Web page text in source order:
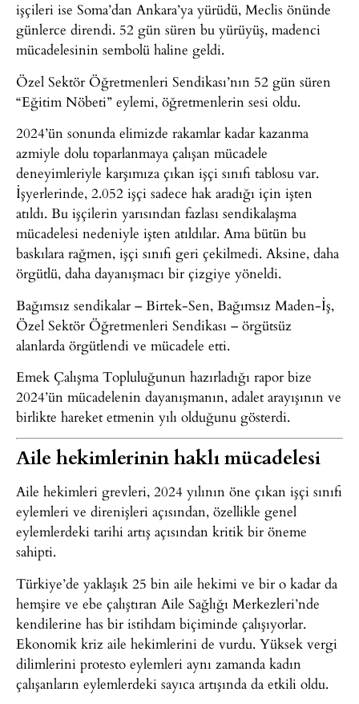
işçileri ise Soma’dan Ankara’ya yürüdü, Meclis önünde
günlerce direndi. 52 gün süren bu yürüyüş, madenci
mücadelesinin sembolü haline geldi.
Özel Sektör Öğretmenleri Sendikası’nın 52 gün süren
“Eğitim Nöbeti” eylemi, öğretmenlerin sesi oldu.
2024’ün sonunda elimizde rakamlar kadar kazanma
azmiyle dolu toparlanmaya çalışan mücadele
deneyimleriyle karşımıza çıkan işçi sınıfı tablosu var.
İşyerlerinde, 2.052 işçi sadece hak aradığı için işten
atıldı. Bu işçilerin yarısından fazlası sendikalaşma
mücadelesi nedeniyle işten atıldılar. Ama bütün bu
baskılara rağmen, işçi sınıfı geri çekilmedi. Aksine, daha
örgütlü, daha dayanışmacı bir çizgiye yöneldi.
Bağımsız sendikalar – Birtek-Sen, Bağımsız Maden-İş,
Özel Sektör Öğretmenleri Sendikası – örgütsüz
alanlarda örgütlendi ve mücadele etti.
Emek Çalışma Topluluğunun hazırladığı rapor bize
2024’ün mücadelenin dayanışmanın, adalet arayışının ve
birlikte hareket etmenin yılı olduğunu gösterdi.
Aile hekimlerinin haklı mücadelesi
Aile hekimleri grevleri, 2024 yılının öne çıkan işçi sınıfı
eylemleri ve direnişleri açısından, özellikle genel
eylemlerdeki tarihi artış açısından kritik bir öneme
sahipti.
Türkiye’de yaklaşık 25 bin aile hekimi ve bir o kadar da
hemşire ve ebe çalıştıran Aile Sağlığı Merkezleri’nde
kendilerine has bir istihdam biçiminde çalışıyorlar.
Ekonomik kriz aile hekimlerini de vurdu. Yüksek vergi
dilimlerini protesto eylemleri aynı zamanda kadın
çalışanların eylemlerdeki sayıca artışında da etkili oldu.